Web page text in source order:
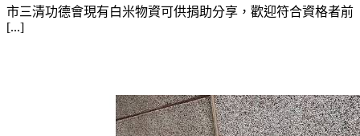
市三清功德會現有白米物資可供捐助分享，歡迎符合資格者前
[...]